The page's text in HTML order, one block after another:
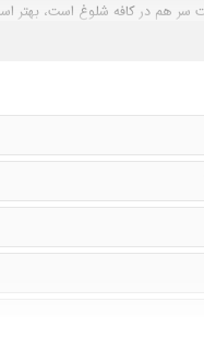
روزمره.